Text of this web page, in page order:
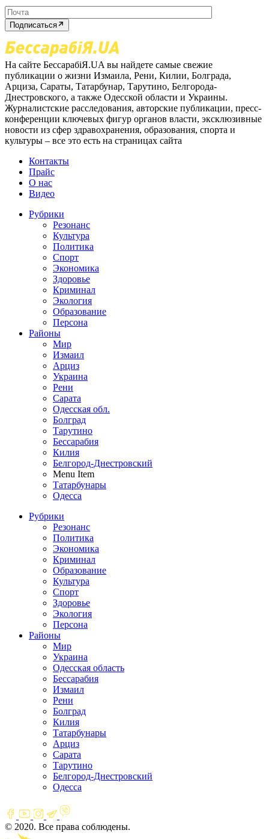
Подписаться
На сайте БессарабіЯ.UA вы найдете самые свежие
публикации о жизни Измаила, Рени, Килии, Болграда,
Арциза, Сараты, Татарбунар, Тарутино, Белгорода-
Днестровского, а также Одесской области и Украины.
Журналистские расследования, авторские публикации, пресс-
конференции ключевых фигур органов власти, эксклюзивные
новости из сфер здравохранения, образования, спорта и
культуры – все это есть на страницах сайта
Контакты
Прайс
О нас
Видео
Рубрики
Резонанс
Культура
Политика
Спорт
Экономика
Здоровье
Криминал
Экология
Образование
Персона
Районы
Мир
Измаил
Арциз
Украина
Рени
Сарата
Одесская обл.
Болград
Тарутино
Бессарабия
Килия
Белгород-Днестровский
Menu Item
Татарбунары
Одесса
Рубрики
Резонанс
Политика
Экономика
Криминал
Образование
Культура
Спорт
Здоровье
Экология
Персона
Районы
Мир
Украина
Одесская область
Бессарабия
Измаил
Рени
Болград
Килия
Татарбунары
Арциз
Сарата
Тарутино
Белгород-Днестровский
Одесса
© 2020. Все права соблюдены.